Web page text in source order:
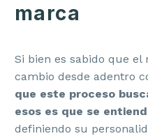
marca
Si bien es sabido que
cambio desde adentro
que este proceso
esos es que se
definiendo su